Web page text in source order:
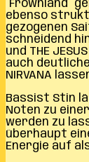
´Frownland´
ebenso
gezogenen
schneidend
und THE
auch deutliche
NIRVANA
Bassist Stin
Noten zu
werden zu
überhaupt
Energie auf